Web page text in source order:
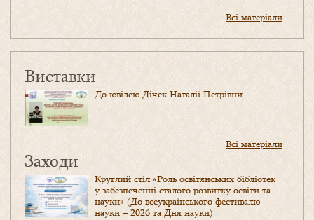
Всі матеріали
Виставки
До ювілею Дічек Наталії Петрівни
Всі матеріали
Заходи
Круглий стіл «Роль освітянських бібліотек
у забезпеченні сталого розвитку освіти та
науки» (До всеукраїнського фестивалю
науки – 2026 та Дня науки)